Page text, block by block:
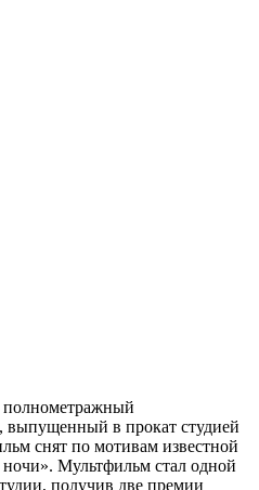
в прокат студией
снят по мотивам известной
Мультфильм стал одной
получив две премии